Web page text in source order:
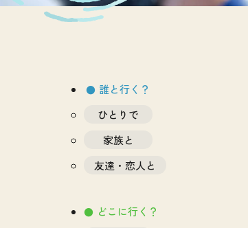
誰と行く？
ひとりで
家族と
友達・恋人と
どこに行く？